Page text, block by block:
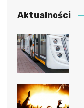
Aktualności